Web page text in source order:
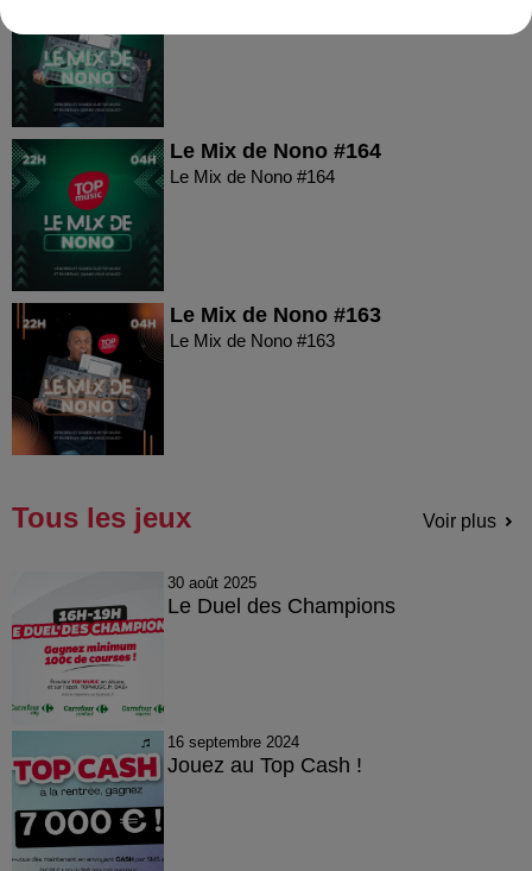
Le Mix de Nono #164
Le Mix de Nono #164
Le Mix de Nono #163
Le Mix de Nono #163
Tous les jeux Voir plus
30 août 2025
Le Duel des Champions
16 septembre 2024
Jouez au Top Cash !